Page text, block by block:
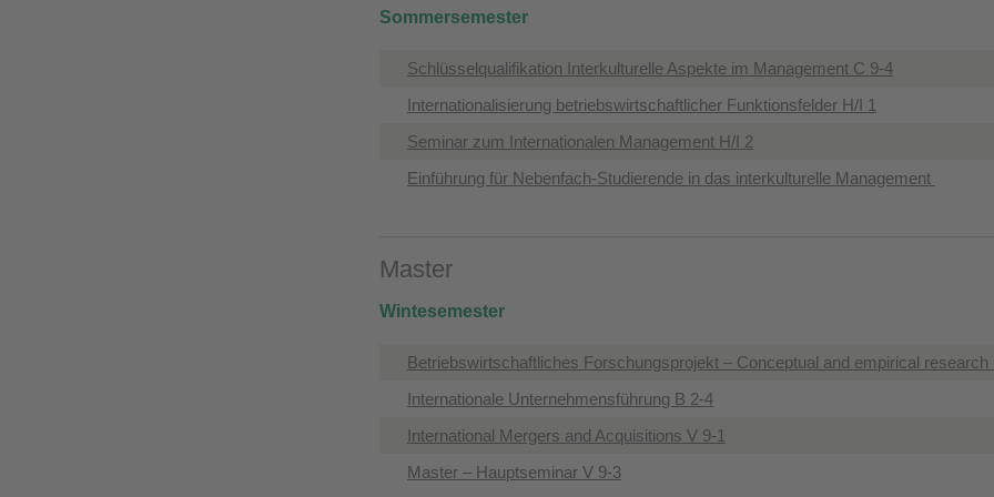
Sommersemester
​Schlüsselqualifikation Interkulturelle Aspekte im Management C 9-4
​Internationalisierung betriebswirtschaftlicher Funktionsfelder H/I 1
​Seminar zum Internationalen Management H/I 2
​Einführung für Nebenfach-Studierende in das interkulturelle Management
Master
Wintesemester
Betriebswirtschaftliches Forschungsprojekt – Conceptual and empirical
​Internationale Unternehmensführung B 2-4
​International Mergers and Acquisitions V 9-1
​Master – Hauptseminar V 9-3